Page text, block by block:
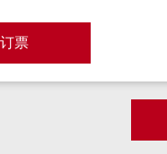
票